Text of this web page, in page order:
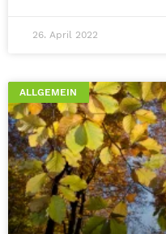
26. April 2022
ALLGEMEIN